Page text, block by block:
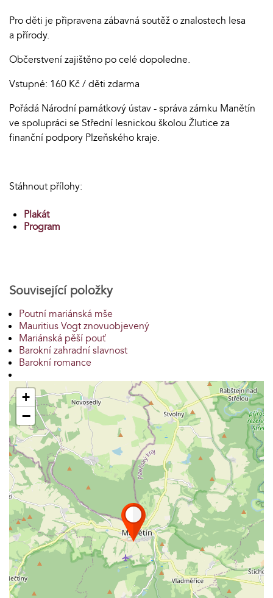
Pro děti je připravena zábavná soutěž o znalostech lesa
a přírody.
Občerstvení zajištěno po celé dopoledne.
Vstupné: 160 Kč / děti zdarma
Pořádá Národní památkový ústav - správa zámku Manětín
ve spolupráci se Střední lesnickou školou Žlutice za
finanční podpory Plzeňského kraje.
Stáhnout přílohy:
Plakát
Program
Související položky
Poutní mariánská mše
Mauritius Vogt znovuobjevený
Mariánská pěší pouť
Barokní zahradní slavnost
Barokní romance
+
−